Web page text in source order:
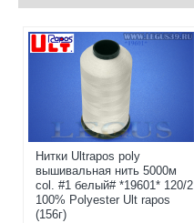
Нитки Ultrapos poly
вышивальная нить 5000м
col. #1 белый# *19601* 120/2
100% Polyester Ult rapos
(156г)